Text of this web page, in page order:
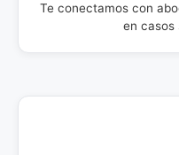
Te conectamos con
en casos